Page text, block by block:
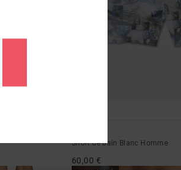
Short de bain Blanc Homme
60,00 €